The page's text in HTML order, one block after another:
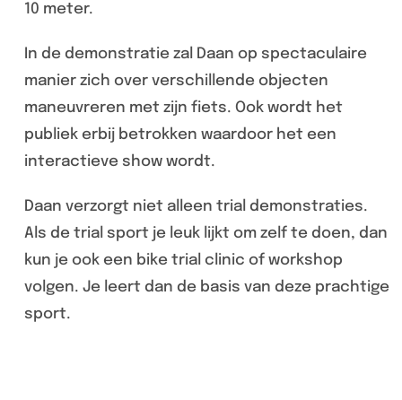
10 meter.
In de demonstratie zal Daan op spectaculaire
manier zich over verschillende objecten
maneuvreren met zijn fiets. Ook wordt het
publiek erbij betrokken waardoor het een
interactieve show wordt.
Daan verzorgt niet alleen trial demonstraties.
Als de trial sport je leuk lijkt om zelf te doen, dan
kun je ook een bike trial clinic of workshop
volgen. Je leert dan de basis van deze prachtige
sport.